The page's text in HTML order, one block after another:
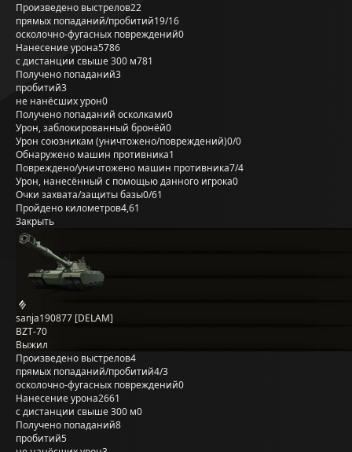
Произведено выстрелов22
прямых попаданий/пробитий19/16
осколочно-фугасных повреждений0
Нанесение урона5786
с дистанции свыше 300 м781
Получено попаданий3
пробитий3
не нанёсших урон0
Получено попаданий осколками0
Урон, заблокированный бронёй0
Урон союзникам (уничтожено/повреждений)0/0
Обнаружено машин противника1
Повреждено/уничтожено машин противника7/4
Урон, нанесённый с помощью данного игрока0
Очки захвата/защиты базы0/61
Пройдено километров4,61
Закрыть
sanja190877 [DELAM]
BZT-70
Выжил
Произведено выстрелов4
прямых попаданий/пробитий4/3
осколочно-фугасных повреждений0
Нанесение урона2661
с дистанции свыше 300 м0
Получено попаданий8
пробитий5